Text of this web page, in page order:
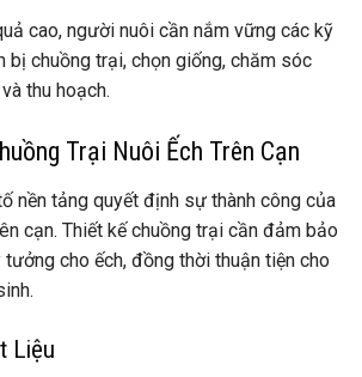
cao, người nuôi cần nắm vững các kỹ
bị chuồng trại, chọn giống, chăm sóc
thu hoạch.
Trại Nuôi Ếch Trên Cạn
nền tảng quyết định sự thành công của
cạn. Thiết kế chuồng trại cần đảm bảo
cho ếch, đồng thời thuận tiện cho
Liệu